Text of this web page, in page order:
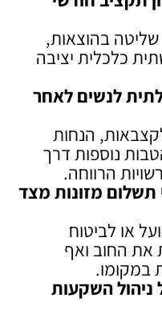
בהוצאות,
כלכלית יציבה
לנשים לאחר
הנחות
נוספות דרך
הרווחה.
מזונות מצד
או לביטוח
את החוב ואף
במקומו.
השקעות